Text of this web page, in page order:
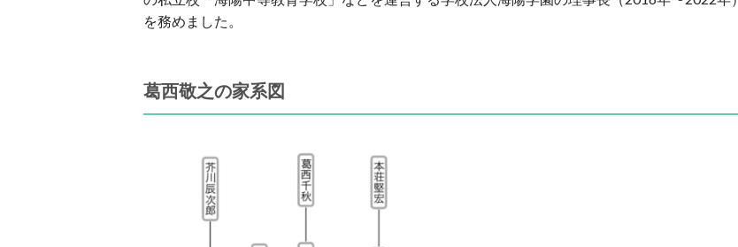
を務めました。
葛西敬之の家系図